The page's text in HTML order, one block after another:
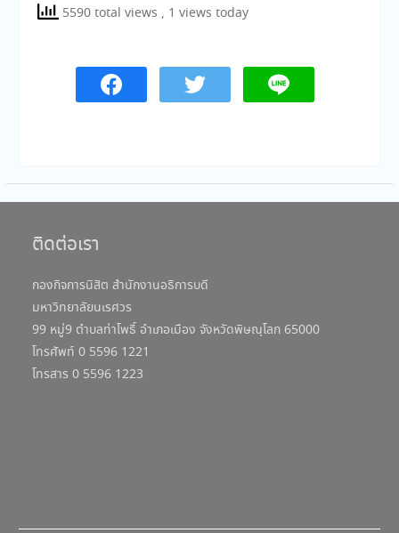
5590 total views , 1 views today
ติดต่อเรา
กองกิจการนิสิต สำนักงานอธิการบดี
มหาวิทยาลัยนเรศวร
99 หมู่9 ตำบลท่าโพธิ์ อำเภอเมือง จังหวัดพิษณุโลก 65000
โทรศัพท์ 0 5596 1221
โทรสาร 0 5596 1223